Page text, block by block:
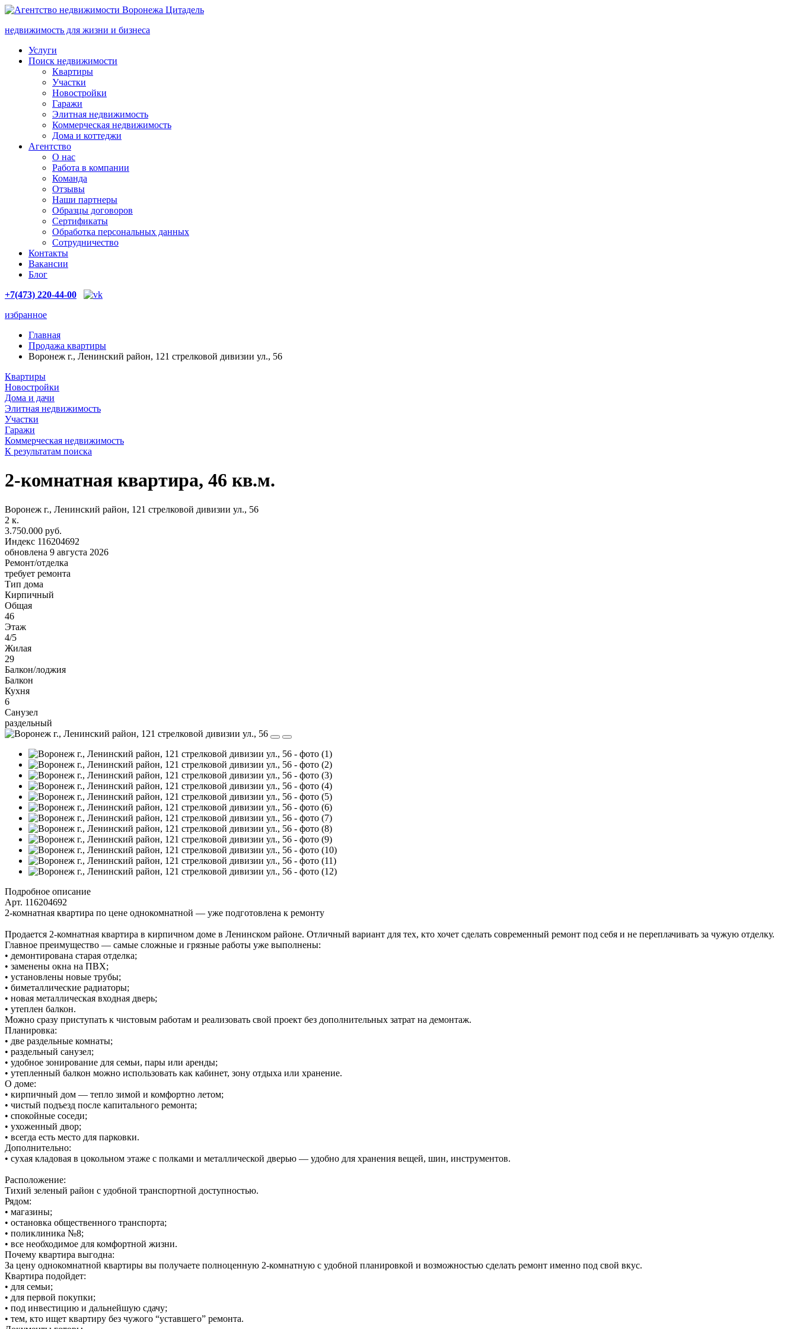
недвижимость для жизни и бизнеса
Услуги
Поиск недвижимости
Квартиры
Участки
Новостройки
Гаражи
Элитная недвижимость
Коммерческая недвижимость
Дома и коттеджи
Агентство
О нас
Работа в компании
Команда
Отзывы
Наши партнеры
Образцы договоров
Сертификаты
Обработка персональных данных
Сотрудничество
Контакты
Вакансии
Блог
+7(473) 220-44-00
избранное
Главная
Продажа квартиры
Воронеж г., Ленинский район, 121 стрелковой дивизии ул., 56
Квартиры
Новостройки
Дома и дачи
Элитная недвижимость
Участки
Гаражи
Коммерческая недвижимость
К результатам поиска
2-комнатная квартира, 46 кв.м.
Воронеж г., Ленинский район, 121 стрелковой дивизии ул., 56
2 к.
3.750.000 руб.
Индекс 116204692
обновлена 9 августа 2026
Ремонт/отделка
требует ремонта
Тип дома
Кирпичный
Общая
46
Этаж
4/5
Жилая
29
Балкон/лоджия
Балкон
Кухня
6
Санузел
раздельный
Подробное описание
Арт. 116204692
2-комнатная квартира по цене однокомнатной — уже подготовлена к ремонту
Продается 2-комнатная квартира в кирпичном доме в Ленинском районе. Отличный вариант для тех, кто хочет сделать современный ремонт под себя и не переплачивать за чужую отделку.
Главное преимущество — самые сложные и грязные работы уже выполнены:
• демонтирована старая отделка;
• заменены окна на ПВХ;
• установлены новые трубы;
• биметаллические радиаторы;
• новая металлическая входная дверь;
• утеплен балкон.
Можно сразу приступать к чистовым работам и реализовать свой проект без дополнительных затрат на демонтаж.
Планировка:
• две раздельные комнаты;
• раздельный санузел;
• удобное зонирование для семьи, пары или аренды;
• утепленный балкон можно использовать как кабинет, зону отдыха или хранение.
О доме:
• кирпичный дом — тепло зимой и комфортно летом;
• чистый подъезд после капитального ремонта;
• спокойные соседи;
• ухоженный двор;
• всегда есть место для парковки.
Дополнительно:
• сухая кладовая в цокольном этаже с полками и металлической дверью — удобно для хранения вещей, шин, инструментов.
Расположение:
Тихий зеленый район с удобной транспортной доступностью.
Рядом:
• магазины;
• остановка общественного транспорта;
• поликлиника №8;
• все необходимое для комфортной жизни.
Почему квартира выгодна:
За цену однокомнатной квартиры вы получаете полноценную 2-комнатную с удобной планировкой и возможностью сделать ремонт именно под свой вкус.
Квартира подойдет:
• для семьи;
• для первой покупки;
• под инвестицию и дальнейшую сдачу;
• тем, кто ищет квартиру без чужого “уставшего” ремонта.